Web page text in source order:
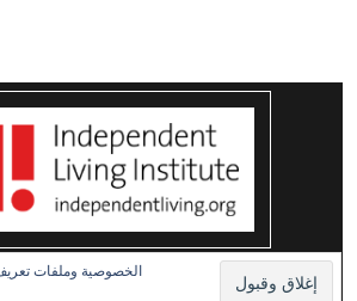
Disabled Refugees Welcome
الخصوصية وملفات